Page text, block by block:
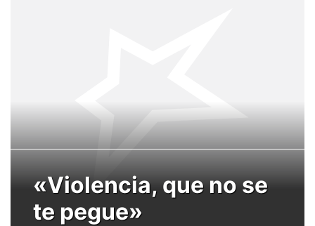
«Violencia, que no se
te pegue»